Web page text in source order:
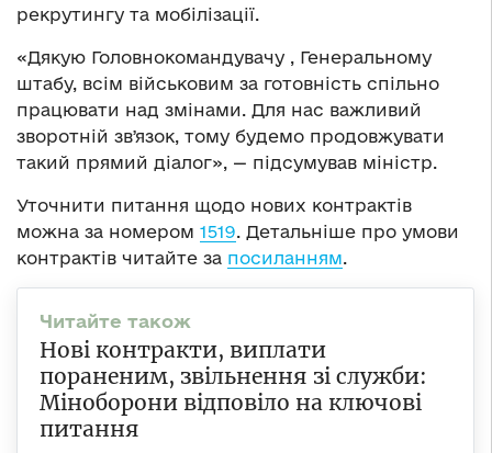
рекрутингу та мобілізації.
«Дякую Головнокомандувачу , Генеральному
штабу, всім військовим за готовність спільно
працювати над змінами. Для нас важливий
зворотній звʼязок, тому будемо продовжувати
такий прямий діалог», — підсумував міністр.
Уточнити питання щодо нових контрактів
можна за номером 1519. Детальніше про умови
контрактів читайте за посиланням.
Нові контракти, виплати
пораненим, звільнення зі служби:
Міноборони відповіло на ключові
питання